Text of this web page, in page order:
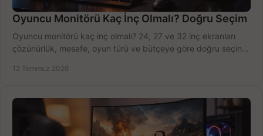
Oyuncu Monitörü Kaç İnç Olmalı? Doğru Seçim
Oyuncu monitörü kaç inç olmalı? 24, 27 ve 32 inç ekranları
çözünürlük, mesafe, oyun türü ve bütçeye göre doğru seçin,
12 Temmuz 2026